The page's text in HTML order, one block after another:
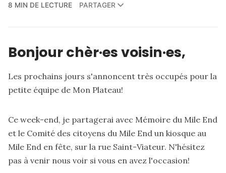
8 MIN DE LECTURE
PARTAGER
Bonjour chèr·es voisin·es,
Les prochains jours s'annoncent très occupés pour la
petite équipe de Mon Plateau!
Ce week-end, je partagerai avec Mémoire du Mile End
et le Comité des citoyens du Mile End un kiosque au
Mile End en fête, sur la rue Saint-Viateur. N'hésitez
pas à venir nous voir si vous en avez l'occasion!